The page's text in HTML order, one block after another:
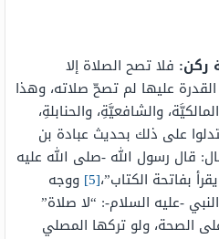
ركن: فلا تصح الصلاة إلا
عليها لم تصحّ صلاته، وهذا
والشافعيَّةِ، والحنابلةِ،
على ذلك بحديث عبادة بن
قال رسول الله -صلى الله عليه
بفاتحة الكتاب”،[5]
ووجه
-عليه السلام-: “لا صلاة”
الصحة، ولو تركها المصلي